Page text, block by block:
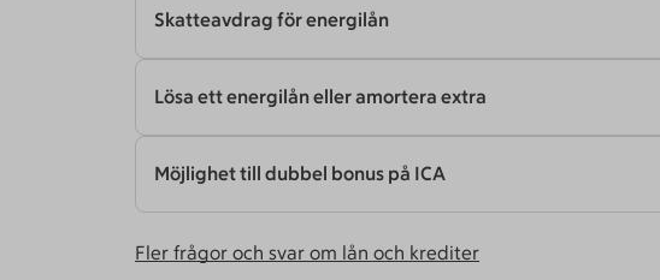
Skatteavdrag för energilån
Lösa ett energilån eller amortera extra
Möjlighet till dubbel bonus på ICA
Fler frågor och svar om lån och krediter